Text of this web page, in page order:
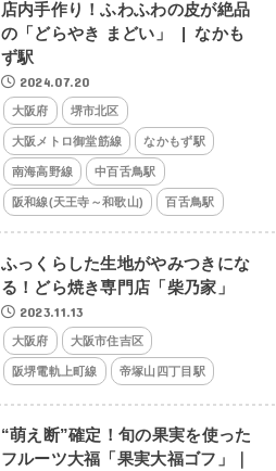
店内手作り！ふわふわの皮が絶品
の「どらやき まどい」 | なかも
ず駅
2024.07.20
大阪府 堺市北区
大阪メトロ御堂筋線 なかもず駅
南海高野線 中百舌鳥駅
阪和線(天王寺～和歌山) 百舌鳥駅
ふっくらした生地がやみつきにな
る！どら焼き専門店「柴乃家」
2023.11.13
大阪府 大阪市住吉区
阪堺電軌上町線 帝塚山四丁目駅
“萌え断”確定！旬の果実を使った
フルーツ大福「果実大福ゴフ」｜